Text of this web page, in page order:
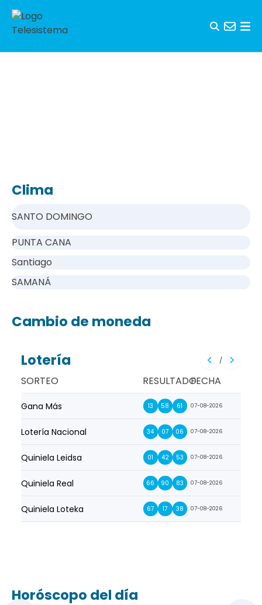
Saltar al contenido
Clima
SANTO DOMINGO
PUNTA CANA
Santiago
SAMANÁ
Cambio de moneda
Lotería /
SORTEO RESULTADOFECHA
Gana Más 13 58 61 07-08-2026
Lotería Nacional 34 07 06 07-08-2026
Quiniela Leidsa 01 42 53 07-08-2026
Quiniela Real 66 90 83 07-08-2026
Quiniela Loteka 67 17 38 07-08-2026
Horóscopo del día